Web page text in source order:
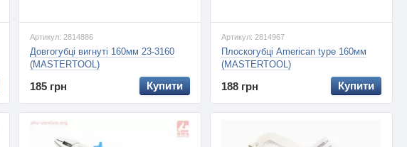
Артикул: 2814886
Довгогубці вигнуті 160мм 23-3160
(MASTERTOOL)
185 грн Купити
Артикул: 2814967
Плоскогубці American type 160мм
(MASTERTOOL)
188 грн Купити